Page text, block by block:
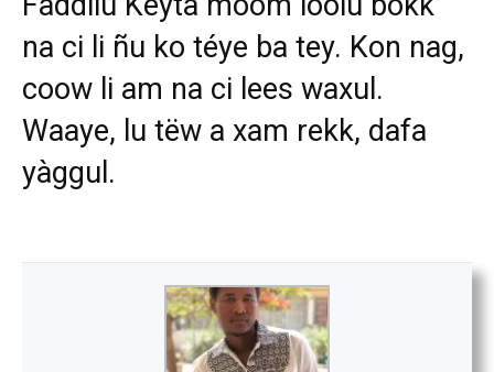
na ci li ñu ko téye ba tey. Kon nag,
coow li am na ci lees waxul.
Waaye, lu tëw a xam rekk, dafa
yàggul.